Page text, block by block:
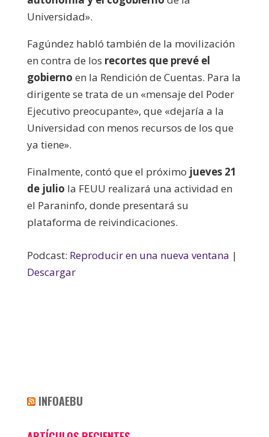
Universidad».
Fagúndez habló también de la movilización
en contra de los recortes que prevé el
gobierno en la Rendición de Cuentas. Para la
dirigente se trata de un «mensaje del Poder
Ejecutivo preocupante», que «dejaría a la
Universidad con menos recursos de los que
ya tiene».
Finalmente, contó que el próximo jueves 21
de julio la FEUU realizará una actividad en
el Paraninfo, donde presentará su
plataforma de reivindicaciones.
Podcast: Reproducir en una nueva ventana |
Descargar
INFOAEBU